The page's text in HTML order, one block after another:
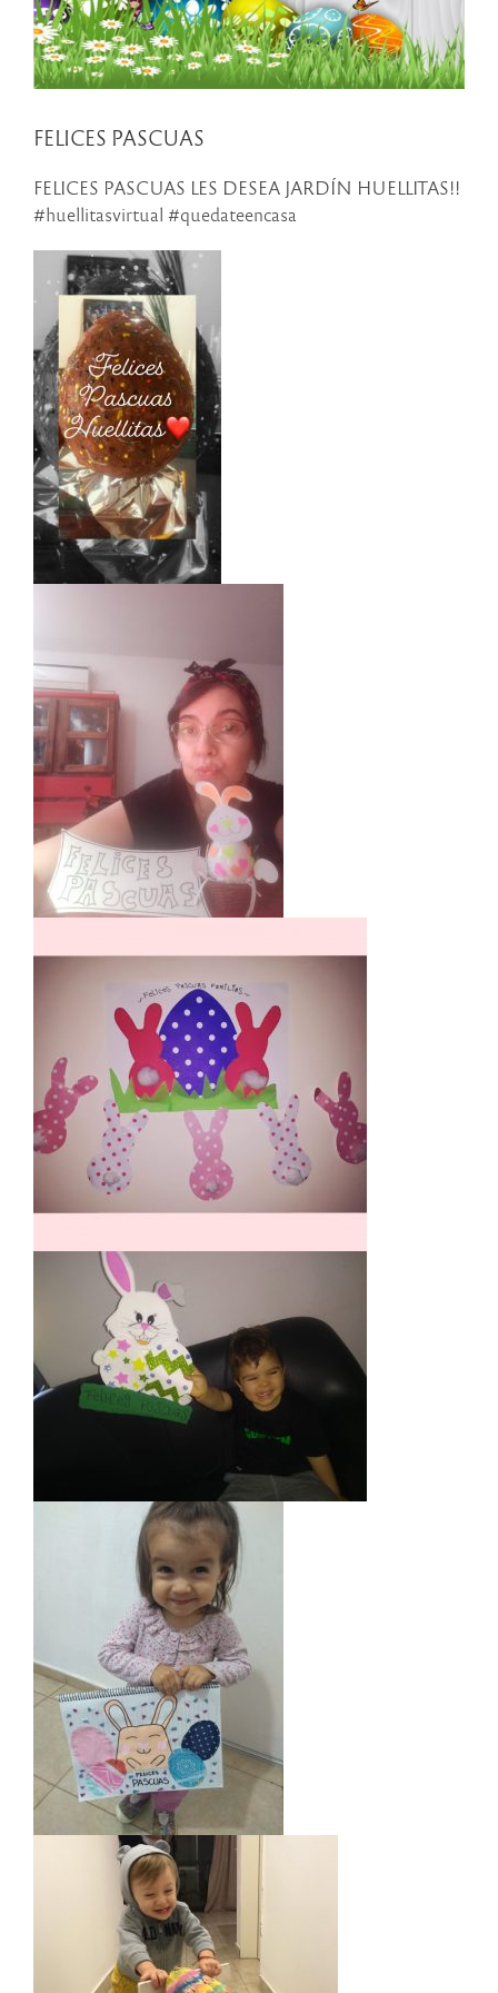
FELICES PASCUAS
FELICES PASCUAS LES DESEA JARDÍN HUELLITAS!!
#huellitasvirtual #quedateencasa